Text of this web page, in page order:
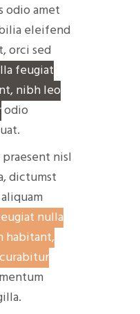
odio amet
eleifend
orci sed
feugiat
nibh leo
odio
nisl
dictumst
nulla
habitant,